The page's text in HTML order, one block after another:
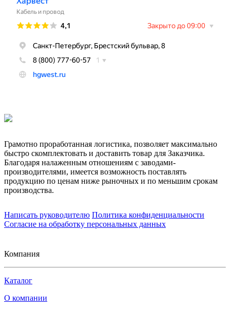
Грамотно проработанная логистика, позволяет максимально
быстро скомплектовать и доставить товар для Заказчика.
Благодаря налаженным отношениям с заводами-
производителями, имеется возможность поставлять
продукцию по ценам ниже рыночных и по меньшим срокам
производства.
Написать руководителю Политика конфиденциальности
Согласие на обработку персональных данных
Компания
Каталог
О компании